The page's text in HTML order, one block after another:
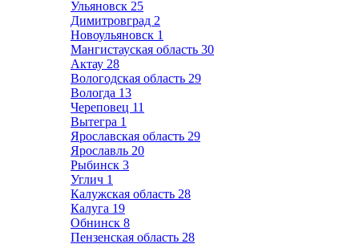
Ульяновск 25
Димитровград 2
Новоульяновск 1
Мангистауская область 30
Актау 28
Вологодская область 29
Вологда 13
Череповец 11
Вытегра 1
Ярославская область 29
Ярославль 20
Рыбинск 3
Углич 1
Калужская область 28
Калуга 19
Обнинск 8
Пензенская область 28